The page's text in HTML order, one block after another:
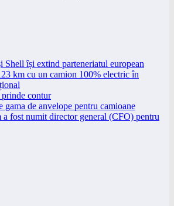
își extind parteneriatul european
km cu un camion 100% electric în
contur
gama de anvelope pentru camioane
fost numit director general (CFO) pentru